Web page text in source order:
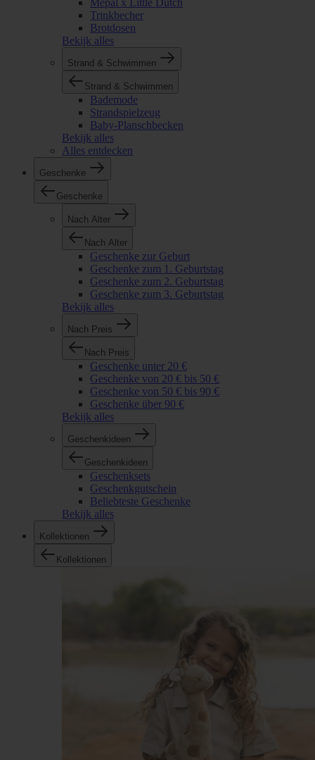
Trinkbecher
Brotdosen
Bekijk alles
Strand & Schwimmen
Strand & Schwimmen
Bademode
Strandspielzeug
Baby-Planschbecken
Bekijk alles
Alles entdecken
Geschenke
Geschenke
Nach Alter
Nach Alter
Geschenke zur Geburt
Geschenke zum 1. Geburtstag
Geschenke zum 2. Geburtstag
Geschenke zum 3. Geburtstag
Bekijk alles
Nach Preis
Nach Preis
Geschenke unter 20 €
Geschenke von 20 € bis 50 €
Geschenke von 50 € bis 90 €
Geschenke über 90 €
Bekijk alles
Geschenkideen
Geschenkideen
Geschenksets
Geschenkgutschein
Beliebteste Geschenke
Bekijk alles
Kollektionen
Kollektionen